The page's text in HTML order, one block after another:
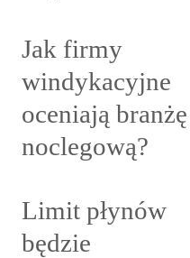
Jak firmy
windykacyjne
oceniają branżę
noclegową?
Limit płynów
będzie